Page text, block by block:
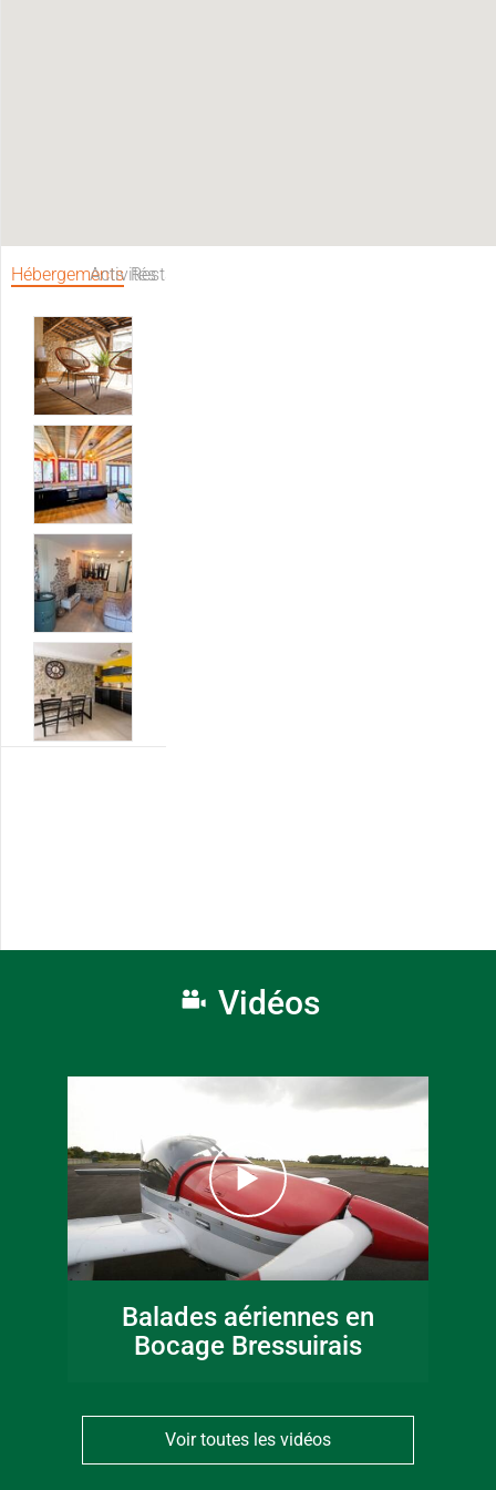
HébergementsActivitésRestaurants
Vidéos
Balades aériennes en
Bocage Bressuirais
Voir toutes les vidéos